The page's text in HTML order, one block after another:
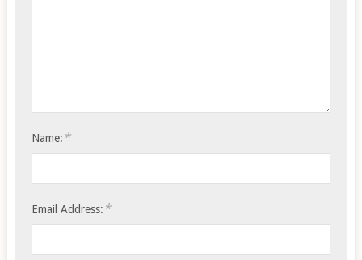
Name: *
Email Address: *